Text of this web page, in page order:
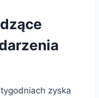
zyska